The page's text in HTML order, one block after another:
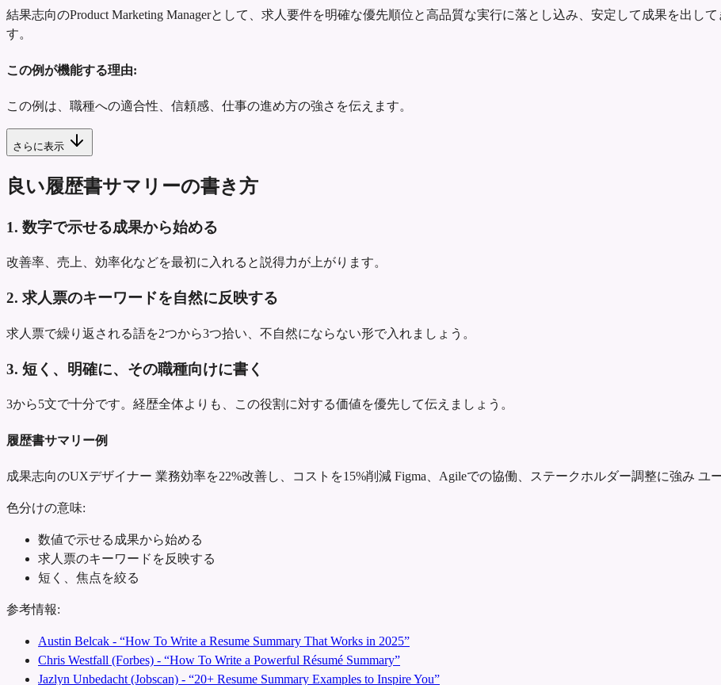
結果志向のProduct Marketing Managerとして、求人要件を明確な優先順位と高品質な実行に落とし込み、安定して成果を出し
す。
この例が機能する理由:
この例は、職種への適合性、信頼感、仕事の進め方の強さを伝えます。
さらに表示
良い履歴書サマリーの書き方
1. 数字で示せる成果から始める
改善率、売上、効率化などを最初に入れると説得力が上がります。
2. 求人票のキーワードを自然に反映する
求人票で繰り返される語を2つから3つ拾い、不自然にならない形で入れましょう。
3. 短く、明確に、その職種向けに書く
3から5文で十分です。経歴全体よりも、この役割に対する価値を優先して伝えましょう。
履歴書サマリー例
成果志向のUXデザイナー 業務効率を22%改善し、コストを15%削減 Figma、Agileでの協働、ステークホルダー調整に強み ユ
色分けの意味:
数値で示せる成果から始める
求人票のキーワードを反映する
短く、焦点を絞る
参考情報:
Austin Belcak - “How To Write a Resume Summary That Works in 2025”
Chris Westfall (Forbes) - “How To Write a Powerful Résumé Summary”
Jazlyn Unbedacht (Jobscan) - “20+ Resume Summary Examples to Inspire You”